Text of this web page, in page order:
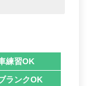
練習OK
ランクOK